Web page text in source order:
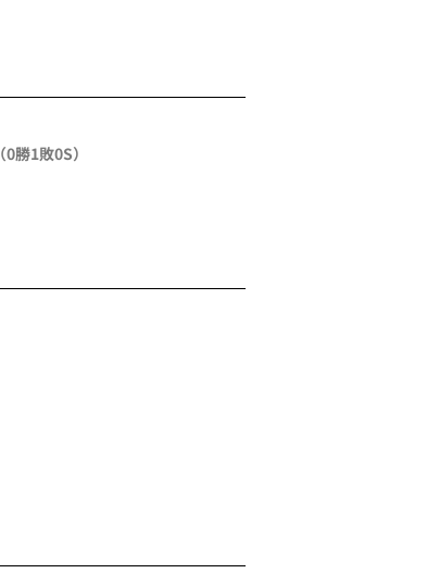
（0勝1敗0S）